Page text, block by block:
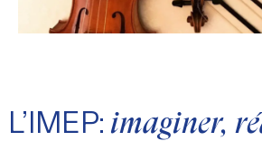
L’IMEP: imaginer,